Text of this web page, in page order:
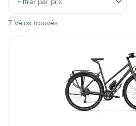
7 Vélos trouvés